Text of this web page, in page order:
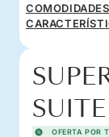
SUITE
OFERTA POR